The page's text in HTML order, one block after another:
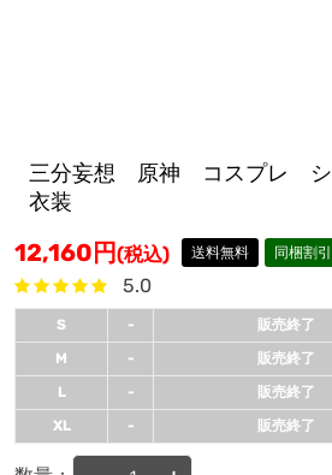
三分妄想 原神 コスプレ
衣装
12,160 円(税込) 送料無料 同梱割引
5.0
S - 販売終了
M - 販売終了
L - 販売終了
XL - 販売終了